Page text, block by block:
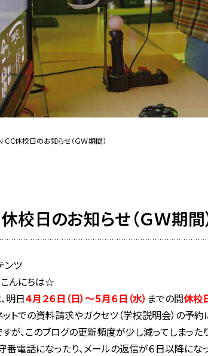
ＣＣ休校日のお知らせ（ＧＷ期間）
休校日のお知らせ（ＧＷ期間
ンツ
こんにちは☆
明日４月２６日（日）〜５月６日（水） までの間休校
トでの資料請求やガクセツ（学校説明会）の予約
が、このブログの更新頻度が少し減ってしまったり
番電話になったり、メールの返信が６日以降にな